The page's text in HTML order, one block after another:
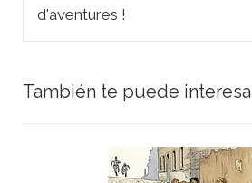
d'aventures !
También te puede